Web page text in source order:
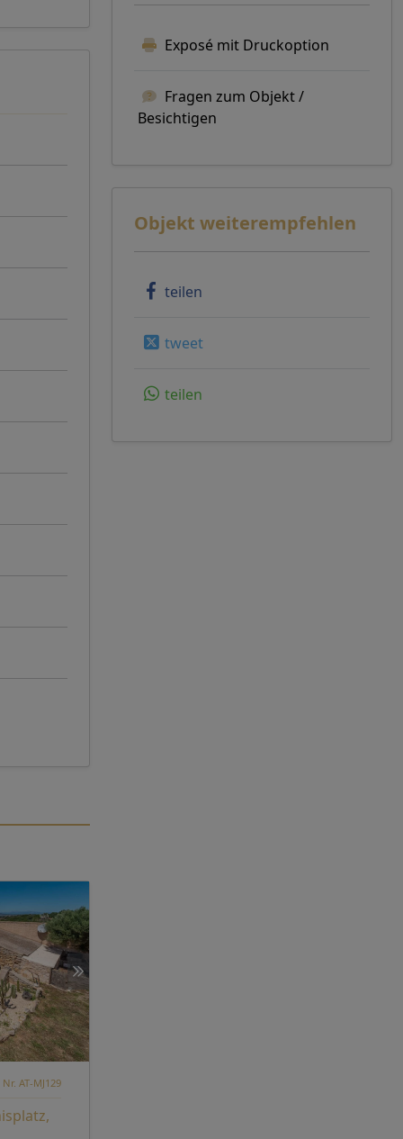
AT-MJ129
Exposé mit Druckoption
Fragen zum Objekt /
Besichtigen
Objekt weiterempfehlen
teilen
tweet
teilen